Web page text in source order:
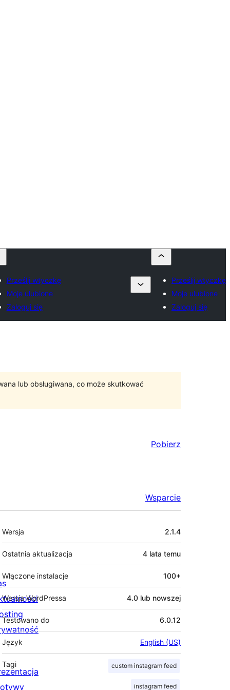
Prześlij wtyczkę
Moje ulubione
Zaloguj się
Prześlij wtyczkę
Moje ulubione
Zaloguj się
lub obsługiwana, co może skutkować
Pobierz
Wsparcie
Meta
Wersja 2.1.4
Ostatnia aktualizacja 4 lata temu
Włączone instalacje 100+
Wersja WordPressa 4.0 lub nowszej
Testowano do 6.0.12
Język English (US)
Tagi custom instagram feed
instagram feed